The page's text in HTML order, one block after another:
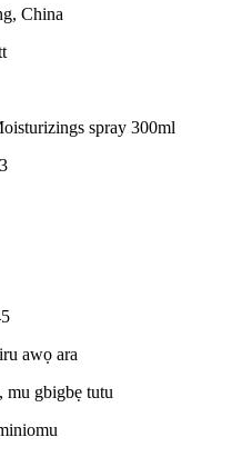
China
spray 300ml
awọ ara
mu gbigbẹ tutu